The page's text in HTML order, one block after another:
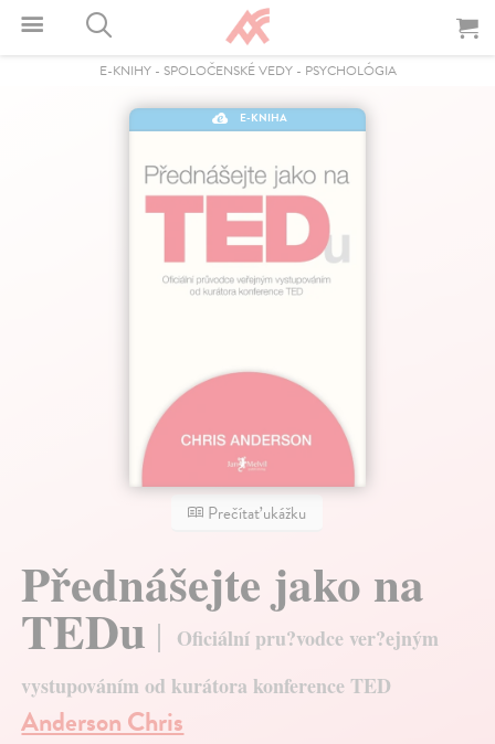
E-KNIHY- SPOLOČENSKÉ VEDY- PSYCHOLÓGIA
E-KNIHA
Prečítať ukážku
Přednášejte jako na
TEDu
Oficiální pru?vodce ver?ejným
vystupováním od kurátora konference TED
Anderson Chris